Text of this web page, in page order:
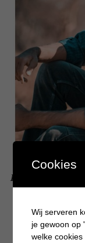
Hoe je je
Cookies
Wij serveren
je gewoon op
welke cookies